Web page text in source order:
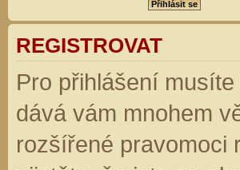
REGISTROVAT
Pro přihlášení
dává vám mnohem
rozšířené pravomoci